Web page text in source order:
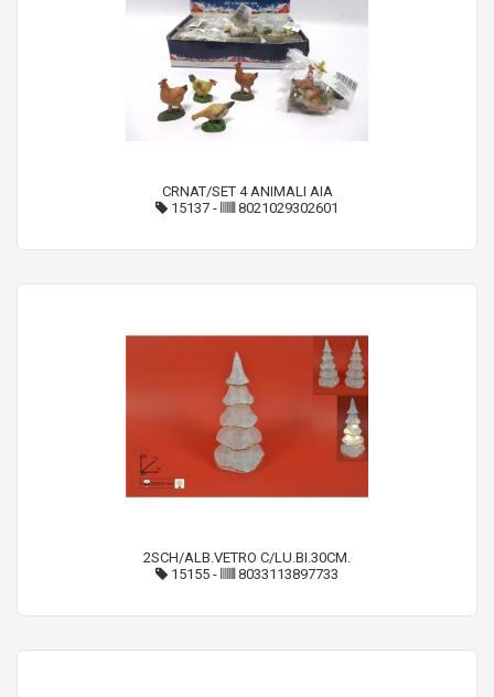
CRNAT/SET 4 ANIMALI AIA
15137 - 8021029302601
2SCH/ALB.VETRO C/LU.BI.30CM.
15155 - 8033113897733